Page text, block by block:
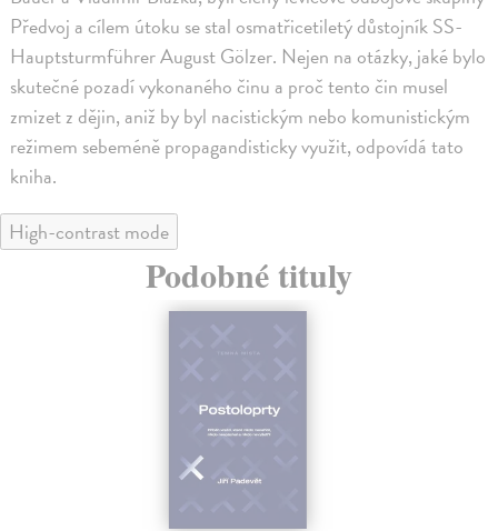
Předvoj a cílem útoku se stal osmatřicetiletý důstojník SS-
Hauptsturmführer August Gölzer. Nejen na otázky, jaké bylo
skutečné pozadí vykonaného činu a proč tento čin musel
zmizet z dějin, aniž by byl nacistickým nebo komunistickým
režimem sebeméně propagandisticky využit, odpovídá tato
kniha.
High-contrast mode
Podobné tituly